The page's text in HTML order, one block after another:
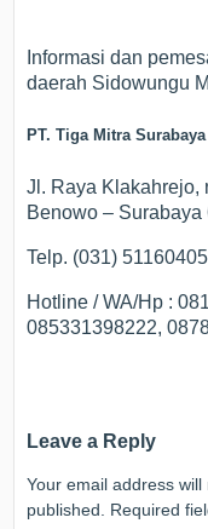
Informasi dan
daerah Sidowungu
PT. Tiga Mitra Surabaya
Jl. Raya Klakahrejo,
Benowo – Surabaya
Telp. (031)
Hotline / WA/Hp :
085331398222,
Leave a Reply
Your email address will
published.
Required